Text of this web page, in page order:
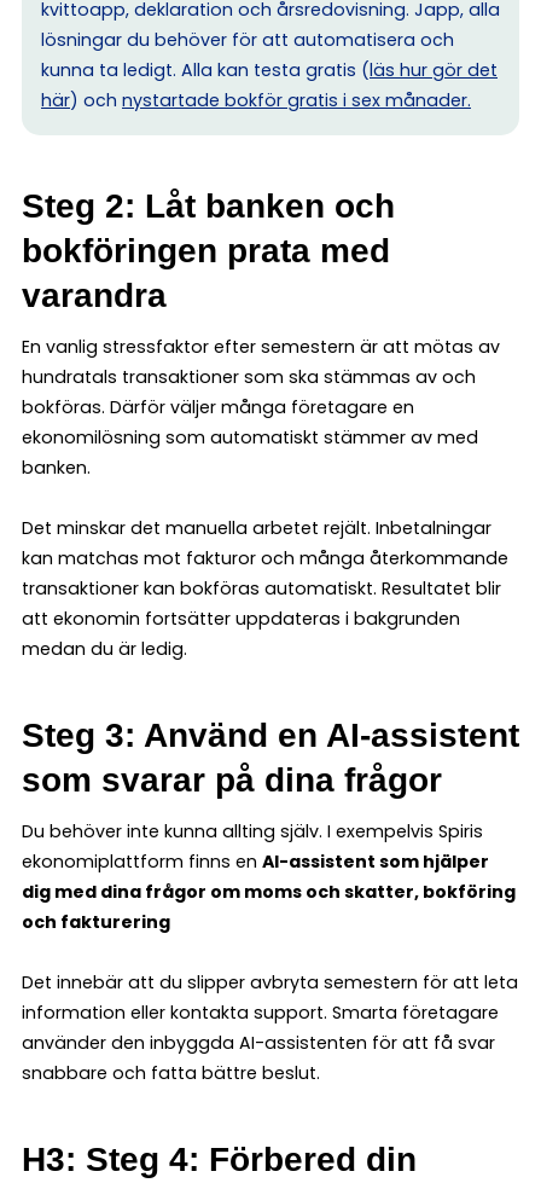
kvittoapp, deklaration och årsredovisning. Japp, alla
lösningar du behöver för att automatisera och
kunna ta ledigt. Alla kan testa gratis (läs hur gör det
här) och nystartade bokför gratis i sex månader.
Steg 2: Låt banken och
bokföringen prata med
varandra
En vanlig stressfaktor efter semestern är att mötas av
hundratals transaktioner som ska stämmas av och
bokföras. Därför väljer många företagare en
ekonomilösning som automatiskt stämmer av med
banken.
Det minskar det manuella arbetet rejält. Inbetalningar
kan matchas mot fakturor och många återkommande
transaktioner kan bokföras automatiskt. Resultatet blir
att ekonomin fortsätter uppdateras i bakgrunden
medan du är ledig.
Steg 3: Använd en AI-assistent
som svarar på dina frågor
Du behöver inte kunna allting själv. I exempelvis Spiris
ekonomiplattform finns en AI-assistent som hjälper
dig med dina frågor om moms och skatter, bokföring
och fakturering
Det innebär att du slipper avbryta semestern för att leta
information eller kontakta support. Smarta företagare
använder den inbyggda AI-assistenten för att få svar
snabbare och fatta bättre beslut.
H3: Steg 4: Förbered din